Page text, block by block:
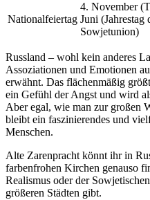
Nationalfeiertag
4. November
Juni
Sowjetunion)
Russland – wohl kein anderes
Assoziationen und Emotionen
erwähnt. Das flächenmäßig
ein Gefühl der Angst und wird
Aber egal, wie man zur großen
bleibt ein faszinierendes und
Menschen.
Alte Zarenpracht könnt ihr in
farbenfrohen Kirchen genauso
Realismus oder der
größeren Städten gibt.